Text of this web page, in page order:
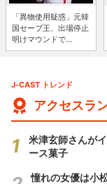
「異物使用疑惑」元韓
国セーブ王、出場停止
明けマウンドで...
J-CAST トレンド
アクセスラ
米津玄師さんが
ース菓子
憧れの女優は小